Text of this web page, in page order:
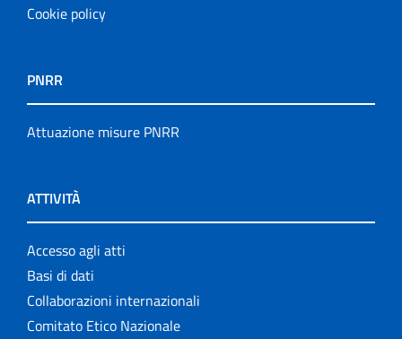
Cookie policy
PNRR
Attuazione misure PNRR
ATTIVITÀ
Accesso agli atti
Basi di dati
Collaborazioni internazionali
Comitato Etico Nazionale